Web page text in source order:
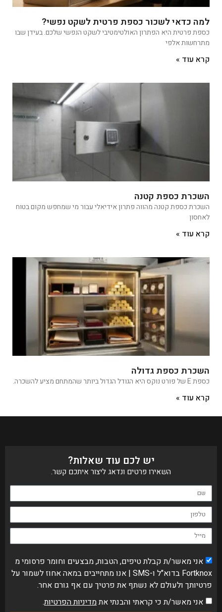
למה כדאי לשכור כספת פרטית לשקט נפשי?
כספת פרטית היא הפתרון האולטימטיבי לשקט הנפשי שלכם. בעידן שבו
מתרחשות אלפי
קרא עוד »
השכרת כספת קטנה
השכרת כספת קטנה מהווה פתרון אידיאלי עבור מי שמחפש מקום בטוח
לאחסון
קרא עוד »
השכרת כספת גדולה
כספת E של פורט נוקס היא הגודל הגדול ביותר שהמתחם מציע להשכרה.
קרא עוד »
יש לכם עוד שאלות?
השאירו פרטים ונדאג ליצור איתכם קשר.
אני מאשר/ת קבלת טיפים, הטבות, מבצעים וחומר פרסומי מ
Fortknox בדוא"ל ו-SMS | אנו מתחייבים במאה אחוז לשמור על
פרטיותך ולעולם לא נשתף את פרטיך עם אף גורם אחר.
אני מאשר/ת כי קראתי והבנתי אתמדיניות הפרטיות.